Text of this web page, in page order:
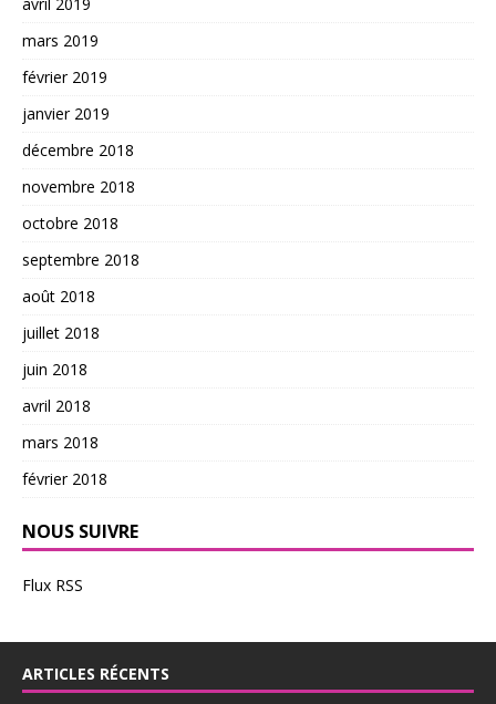
mars 2019
février 2019
janvier 2019
décembre 2018
novembre 2018
octobre 2018
septembre 2018
août 2018
juillet 2018
juin 2018
avril 2018
mars 2018
février 2018
NOUS SUIVRE
Flux RSS
ARTICLES RÉCENTS